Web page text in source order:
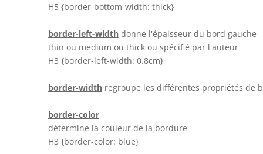
H5 {border-bottom-width: thick}
border-left-widthdonne l'épaisseur du bord gauche
thin ou medium ou thick ou spécifié par l'auteur
H3 {border-left-width: 0.8cm}
border-widthregroupe les différentes propriétés de
border-color
détermine la couleur de la bordure
H3 {border-color: blue}